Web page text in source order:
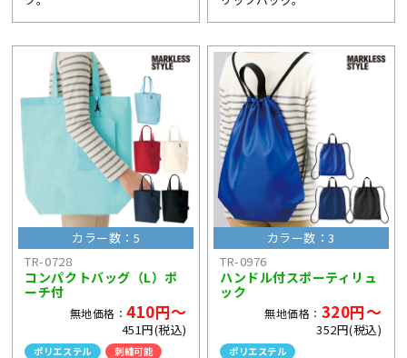
カラー数：5
TR-0728
コンパクトバッグ（L）ポ
ーチ付
無地価格：410円～
451円(税込)
ポリエステル 刺繍可能
カラー数：3
TR-0976
ハンドル付スポーティリュ
ック
無地価格： 320円～
352円(税込)
ポリエステル